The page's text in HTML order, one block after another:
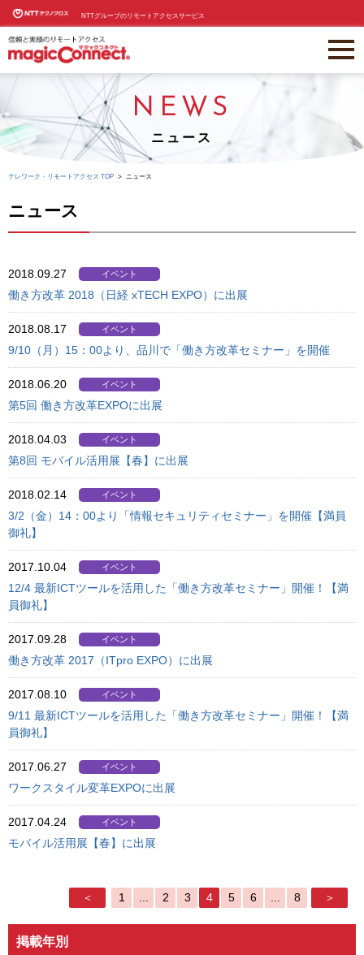
NTTグループのリモートアクセスサービス
NEWS
ニュース
テレワーク・リモートアクセス TOP ニュース
ニュース
2018.09.27 イベント
働き方改革 2018（日経 xTECH EXPO）に出展
2018.08.17 イベント
9/10（月）15：00より、品川で「働き方改革セミナー」を開催
2018.06.20 イベント
第5回 働き方改革EXPOに出展
2018.04.03 イベント
第8回 モバイル活用展【春】に出展
2018.02.14 イベント
3/2（金）14：00より「情報セキュリティセミナー」を開催【満員
御礼】
2017.10.04 イベント
12/4 最新ICTツールを活用した「働き方改革セミナー」開催！【満
員御礼】
2017.09.28 イベント
働き方改革 2017（ITpro EXPO）に出展
2017.08.10 イベント
9/11 最新ICTツールを活用した「働き方改革セミナー」開催！【満
員御礼】
2017.06.27 イベント
ワークスタイル変革EXPOに出展
2017.04.24 イベント
モバイル活用展【春】に出展
1
＜ ... 2 3 4 5 6 ... ＞
8
掲載年別